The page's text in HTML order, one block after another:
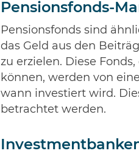
Pensionsfonds-
Pensionsfonds sind
das Geld aus den
zu erzielen. Diese
können, werden von
wann investiert wird.
betrachtet werden.